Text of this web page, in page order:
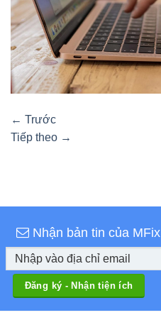
← Trước
Tiếp theo →
Nhận bản tin của MFix